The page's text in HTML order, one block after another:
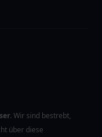
. Wir sind bestrebt,
über diese